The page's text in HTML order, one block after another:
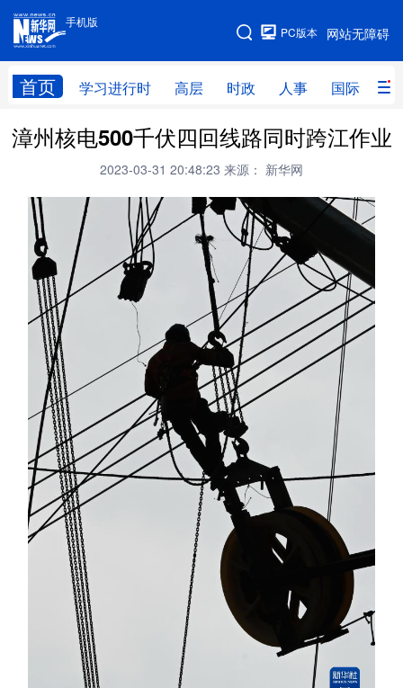
手机版
网站无障碍
PC版本
首页 学习进行时 高层 时政 人事 国际 财
手机版
网站地图
学习进行时 高层 时政 人事
财经 网评
思客智库 全球连线 教育
科技 科创 量子
文化 书画 健康 军事
访谈 图片 政务
法律 中央文件 金融 汽车
食品 人居 信息化 数字经济
学术中国 乡村振兴 银龄 溯源中国
城市 旅游 能源 会展
彩票 时尚
公益 上市公司
文化产业
地方频道
漳州核电500千伏四回线路同时跨江作业
2023-03-31 20:48:23 来源： 新华网